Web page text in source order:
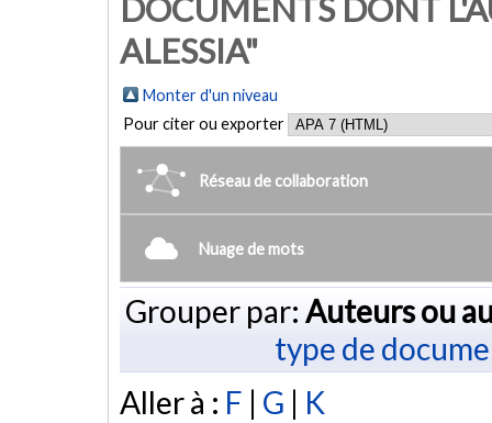
DOCUMENTS DONT
ALESSIA"
Monter d'un niveau
Pour citer ou exporter
Réseau de collaboration
Nuage de mots
Grouper par: Auteurs ou
type de
Aller à : F | G | K